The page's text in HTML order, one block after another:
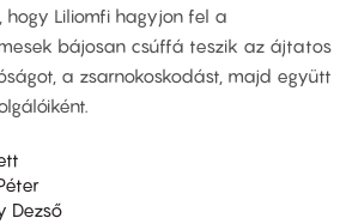
Liliomfi hagyjon fel a
bájosan csúffá teszik az ájtatos
a zsarnokoskodást, majd együtt
Dezső